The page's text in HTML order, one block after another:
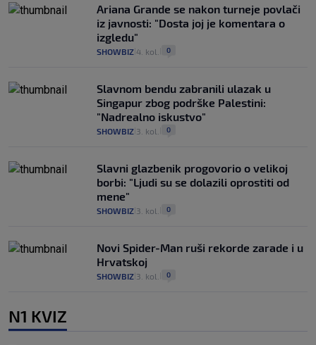
Ariana Grande se nakon turneje povlači
iz javnosti: "Dosta joj je komentara o
izgledu"
SHOWBIZ 4. kol. 0
Slavnom bendu zabranili ulazak u
Singapur zbog podrške Palestini:
"Nadrealno iskustvo"
SHOWBIZ 3. kol. 0
Slavni glazbenik progovorio o velikoj
borbi: "Ljudi su se dolazili oprostiti od
mene"
SHOWBIZ 3. kol. 0
Novi Spider-Man ruši rekorde zarade i u
Hrvatskoj
SHOWBIZ 3. kol. 0
N1 KVIZ